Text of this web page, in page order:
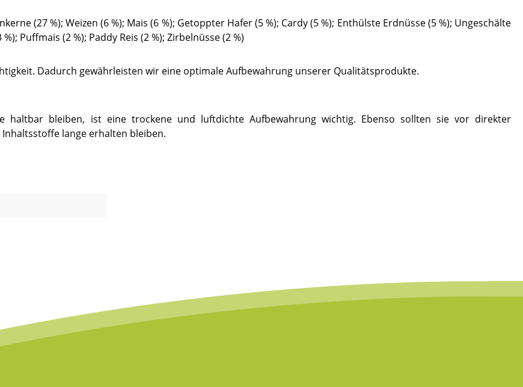
(27 %); Weizen (6 %); Mais (6 %); Getoppter Hafer (5 %); Cardy (5 %); Enthülste Erdnüsse (5 %); Ungeschälte
Puffmais (2 %); Paddy Reis (2 %); Zirbelnüsse (2 %)
Dadurch gewährleisten wir eine optimale Aufbewahrung unserer Qualitätsprodukte.
haltbar bleiben, ist eine trockene und luftdichte Aufbewahrung wichtig. Ebenso sollten sie vor direkter
lange erhalten bleiben.